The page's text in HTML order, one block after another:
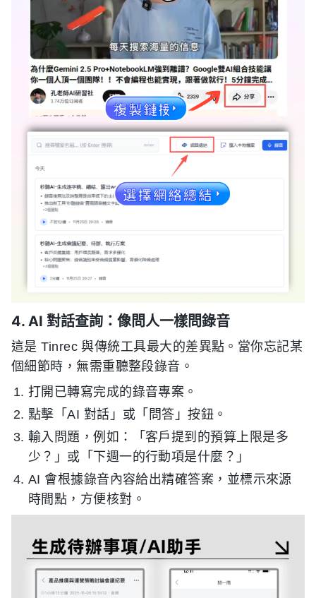
4. AI 對話查詢：像問人一樣問錄音
這是 Tinrec 與傳統工具最大的差異點。當你忘記某
個細節時，無需重聽整段錄音。
打開已轉寫完成的錄音專案。
點擊「AI 對話」或「問答」按鈕。
輸入問題，例如：「客戶提到的預算上限是多
少？」或「下週一的行動項是什麼？」
AI 會根據錄音內容給出精確答案，並標示來源
時間點，方便核對。